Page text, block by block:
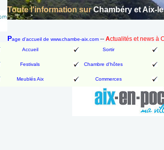
Toute l'information surChambéry et Aix-
Page d'accueil de www.chambe-aix.com -- Actualités et news à
Accueil Sortir
Festivals Chambre d'hôtes
Meublés Aix Commerces